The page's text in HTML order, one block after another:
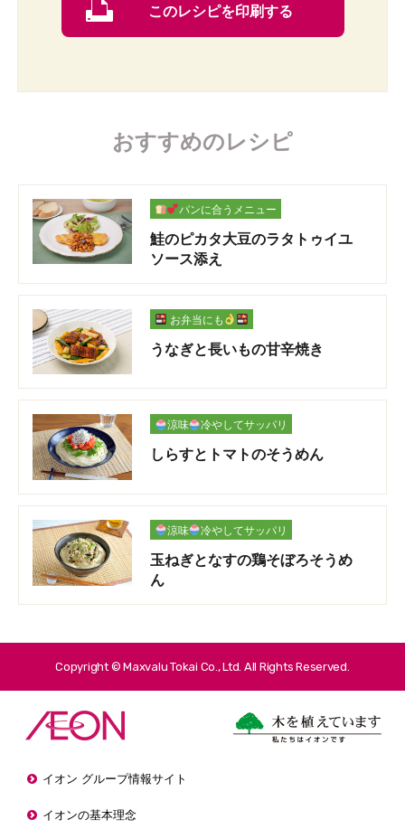
このレシピを印刷する
おすすめのレシピ
パンに合うメニュー
鮭のピカタ大豆のラタトゥイユ
ソース添え
お弁当にも
うなぎと長いもの甘辛焼き
涼味 冷やしてサッパリ
しらすとトマトのそうめん
涼味 冷やしてサッパリ
玉ねぎとなすの鶏そぼろそうめ
ん
Copyright © Maxvalu Tokai Co., Ltd. All Rights Reserved.
イオン グループ情報サイト
イオンの基本理念